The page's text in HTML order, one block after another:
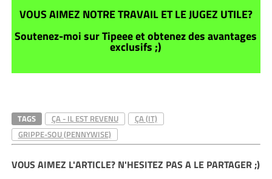
VOUS AIMEZ NOTRE TRAVAIL ET LE JUGEZ UTILE?
Soutenez-moi sur Tipeee et obtenez des avantages
exclusifs ;)
TAGS ÇA - IL EST REVENU
ÇA (IT)
GRIPPE-SOU (PENNYWISE)
VOUS AIMEZ L'ARTICLE? N'HESITEZ PAS A LE PARTAGER ;)